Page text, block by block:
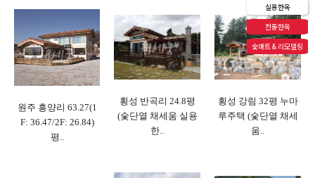
실용한옥
전통한옥
숯매트 & 리모델링
원주 흥양리 63.27(1
F: 36.47/2F: 26.84)
평..
횡성 반곡리 24.8평
(숯단열 채세움 실용
한..
횡성 강림 32평 누마
루주택 (숯단열 채세
움..